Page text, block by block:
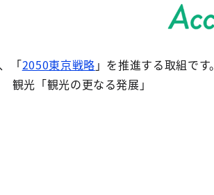
「2050東京戦略 」を推進する取組です。
観光「観光の更なる発展」